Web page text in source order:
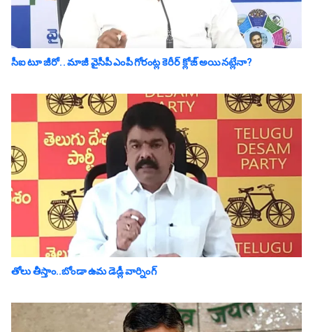
సీఐ టూ జీరో.. మాజీ వైసీపీ ఎంపీ గోరంట్ల కెరీర్ క్లోజ్ అయిన‌ట్లేనా?
తోలు తీస్తాం..బోండా ఉమ డెడ్లీ వార్నింగ్